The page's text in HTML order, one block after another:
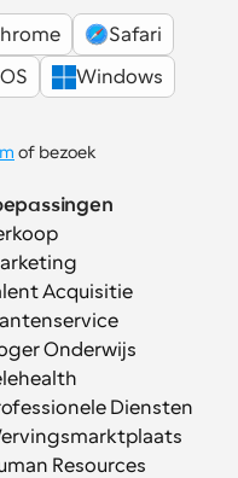
Safari
Windows
Acquisitie
Onderwijs
Diensten
Resources